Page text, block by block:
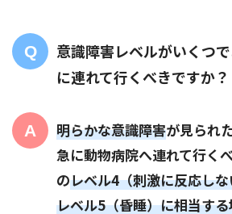
意識障害レベルがいくつ
に連れて行くべきですか？
明らかな意識障害が見られ
急に動物病院へ連れて行く
のレベル4（刺激に反応し
レベル5（昏睡）に相当す